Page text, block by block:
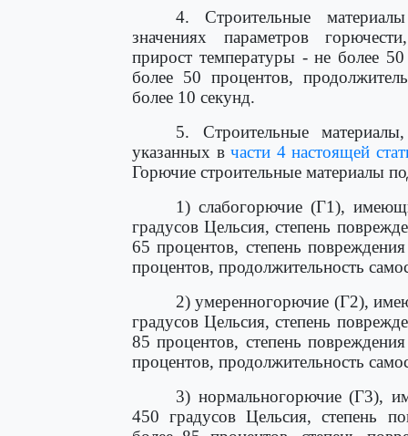
4. Строительные
значениях параметров
прирост температуры - не более
более 50 процентов,
более 10 секунд.
5. Строительные
указанных вчасти 4 настоящей
Горючие строительные материалы
1) слабогорючие (Г1),
градусов Цельсия, степень
65 процентов, степень
процентов, продолжительность
2) умеренногорючие (Г2),
градусов Цельсия, степень
85 процентов, степень
процентов, продолжительность
3) нормальногорючие (Г3),
450 градусов Цельсия, степень